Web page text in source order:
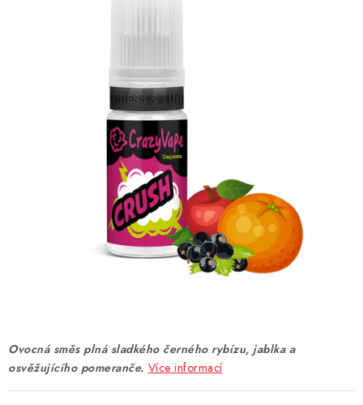
DÁRKOVÉ VOUCHERY
ATOMIZÉRY A CARTRIDGE
BATERIE A NABÍJEČKY
PŘÍSLUŠENSTVÍ
Ovocná směs plná sladkého černého rybízu, jablka a
osvěžujícího pomeranče. Více informací